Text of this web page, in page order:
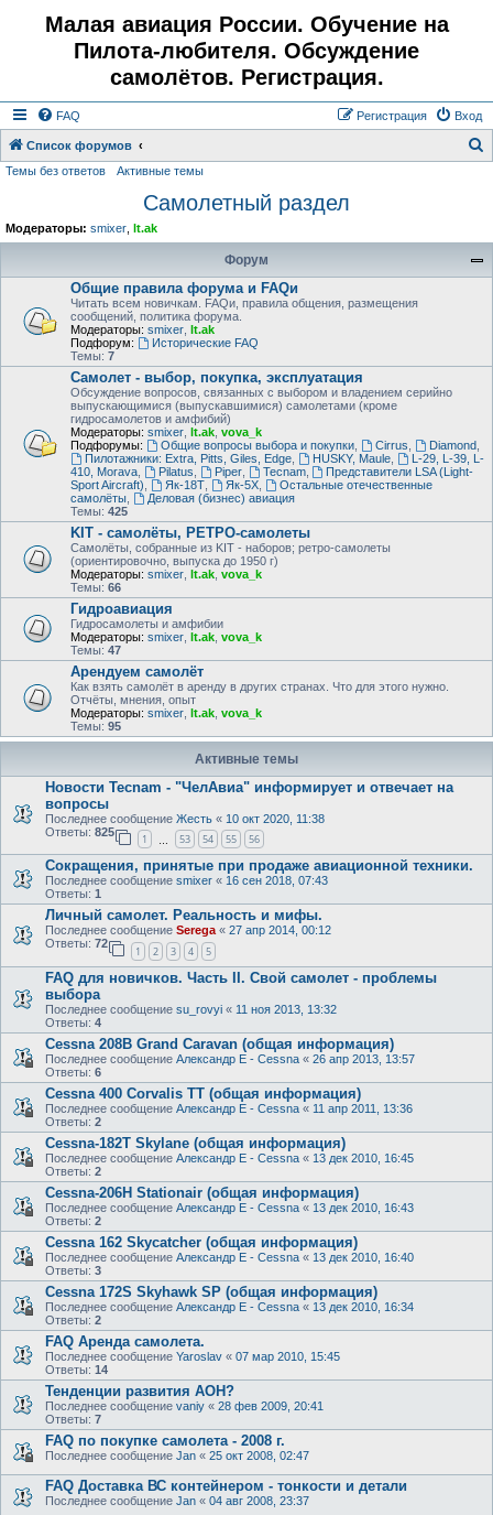
Малая авиация России. Обучение на
Пилота-любителя. Обсуждение
самолётов. Регистрация.
FAQ Вход
Регистрация
Список форумов
Темы без ответов Активные темы
Самолетный раздел
Модераторы: smixer lt.ak
Форум
Общие правила форума и FAQи
Читать всем новичкам. FAQи, правила общения, размещения
сообщений, политика форума.
Модераторы: smixer lt.ak
Подфорум:
Исторические FAQ
Темы: 7
Самолет - выбор, покупка, эксплуатация
Обсуждение вопросов, связанных с выбором и владением серийно
выпускающимися (выпускавшимися) самолетами (кроме
гидросамолетов и амфибий)
Модераторы: smixer lt.ak vova_k
Подфорумы:
Общие вопросы выбора и покупки, Cirrus Diamond,
Пилотажники: Extra, Pitts, Giles, Edge, HUSKY, Maule,
L-29, L-39, L-
410, Morava
Pilatus Piper, Tecnam,
Представители LSA (Light-
Sport Aircraft)
Як-18Т, Як-5Х,
Остальные отечественные
самолёты
Деловая (бизнес) авиация
Темы: 425
KIT - самолёты, РЕТРО-самолеты
Самолёты, собранные из KIT - наборов; ретро-самолеты
(ориентировочно, выпуска до 1950 г)
Модераторы: smixer lt.ak vova_k
Темы: 66
Гидроавиация
Гидросамолеты и амфибии
Модераторы: smixer lt.ak vova_k
Темы: 47
Арендуем самолёт
Как взять самолёт в аренду в других странах. Что для этого нужно.
Отчёты, мнения, опыт
Модераторы: smixer lt.ak vova_k
Темы: 95
Активные темы
Новости Tecnam - "ЧелАвиа" информирует и отвечает на
вопросы
Последнее сообщение Жесть « 10 окт 2020, 11:38
Ответы: 825
1 53 54 55 56
Сокращения, принятые при продаже авиационной техники.
Последнее сообщение smixer « 16 сен 2018, 07:43
Ответы: 1
Личный самолет. Реальность и мифы.
Последнее сообщение Serega « 27 апр 2014, 00:12
Ответы: 72
1 2 3 4 5
FAQ для новичков. Часть II. Свой самолет - проблемы
выбора
Последнее сообщение su_rovyi « 11 ноя 2013, 13:32
Ответы: 4
Cessna 208B Grand Caravan (общая информация)
Последнее сообщение Александр E - Cessna « 26 апр 2013, 13:57
Ответы: 6
Cessna 400 Corvalis TT (общая информация)
Последнее сообщение Александр E - Cessna « 11 апр 2011, 13:36
Ответы: 2
Cessna-182T Skylane (общая информация)
Последнее сообщение Александр E - Cessna « 13 дек 2010, 16:45
Ответы: 2
Cessna-206H Stationair (общая информация)
Последнее сообщение Александр E - Cessna « 13 дек 2010, 16:43
Ответы: 2
Cessna 162 Skycatcher (общая информация)
Последнее сообщение Александр E - Cessna « 13 дек 2010, 16:40
Ответы: 3
Cessna 172S Skyhawk SP (общая информация)
Последнее сообщение Александр E - Cessna « 13 дек 2010, 16:34
Ответы: 2
FAQ Аренда самолета.
Последнее сообщение Yaroslav « 07 мар 2010, 15:45
Ответы: 14
Тенденции развития АОН?
Последнее сообщение vaniy « 28 фев 2009, 20:41
Ответы: 7
FAQ по покупке самолета - 2008 г.
Последнее сообщение Jan « 25 окт 2008, 02:47
FAQ Доставка ВС контейнером - тонкости и детали
Последнее сообщение Jan « 04 авг 2008, 23:37